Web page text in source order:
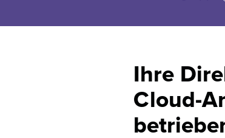
Ihre
Cloud-